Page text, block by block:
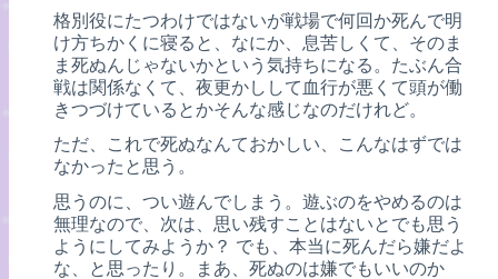
格別役にたつわけではないが戦場で何回か死んで明
け方ちかくに寝ると、なにか、息苦しくて、そのま
ま死ぬんじゃないかという気持ちになる。たぶん合
戦は関係なくて、夜更かしして血行が悪くて頭が働
きつづけているとかそんな感じなのだけれど。
ただ、これで死ぬなんておかしい、こんなはずでは
なかったと思う。
思うのに、つい遊んでしまう。遊ぶのをやめるのは
無理なので、次は、思い残すことはないとでも思う
ようにしてみようか？ でも、本当に死んだら嫌だよ
な、と思ったり。まあ、死ぬのは嫌でもいいのか